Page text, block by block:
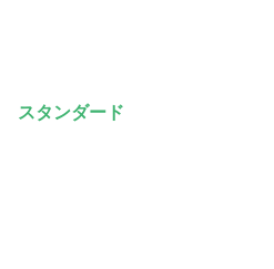
スタンダード